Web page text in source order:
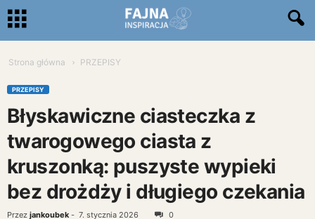
Strona główna PRZEPISY
PRZEPISY
Błyskawiczne ciasteczka z
twarogowego ciasta z
kruszonką: puszyste wypieki
bez drożdży i długiego czekania
Przez jankoubek - 7. stycznia 2026 0